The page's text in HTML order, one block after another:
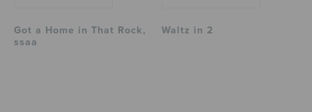
Got a Home in That Rock,
ssaa
Waltz in 2